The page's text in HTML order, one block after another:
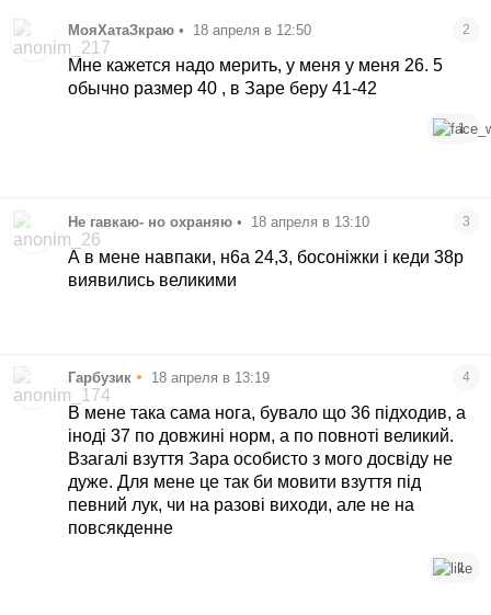
МояХатаЗкраю • 18 апреля в 12:50 2
Мне кажется надо мерить, у меня у меня 26. 5
обычно размер 40 , в Заре беру 41-42
1
Не гавкаю- но охраняю • 18 апреля в 13:10 3
А в мене навпаки, н6а 24,3, босоніжки і кеди 38р
виявились великими
Гарбузик • 18 апреля в 13:19 4
В мене така сама нога, бувало що 36 підходив, а
іноді 37 по довжині норм, а по повноті великий.
Взагалі взуття Зара особисто з мого досвіду не
дуже. Для мене це так би мовити взуття під
певний лук, чи на разові виходи, але не на
повсякденне
1